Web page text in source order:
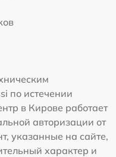
по истечении
в Кирове работает
авторизации от
указанные на сайте,
характер и